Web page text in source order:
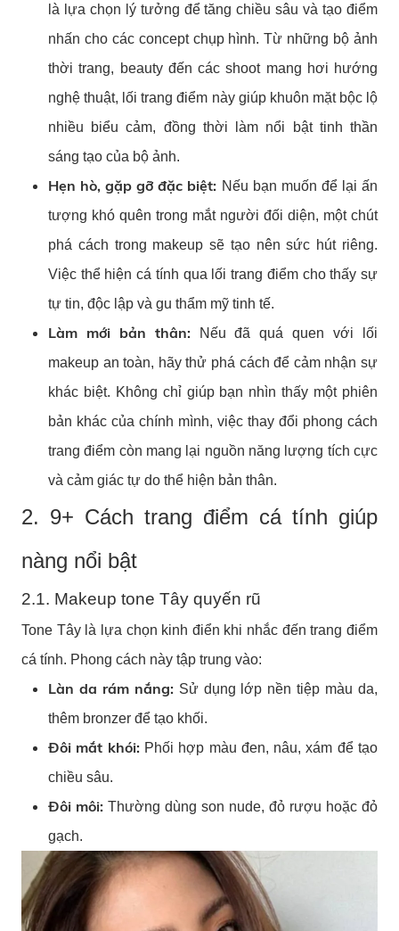
là lựa chọn lý tưởng để tăng chiều sâu và tạo điểm
nhấn cho các concept chụp hình. Từ những bộ ảnh
thời trang, beauty đến các shoot mang hơi hướng
nghệ thuật, lối trang điểm này giúp khuôn mặt bộc lộ
nhiều biểu cảm, đồng thời làm nổi bật tinh thần
sáng tạo của bộ ảnh.
Hẹn hò, gặp gỡ đặc biệt: Nếu bạn muốn để lại ấn
tượng khó quên trong mắt người đối diện, một chút
phá cách trong makeup sẽ tạo nên sức hút riêng.
Việc thể hiện cá tính qua lối trang điểm cho thấy sự
tự tin, độc lập và gu thẩm mỹ tinh tế.
Làm mới bản thân:Nếu đã quá quen với lối
makeup an toàn, hãy thử phá cách để cảm nhận sự
khác biệt. Không chỉ giúp bạn nhìn thấy một phiên
bản khác của chính mình, việc thay đổi phong cách
trang điểm còn mang lại nguồn năng lượng tích cực
và cảm giác tự do thể hiện bản thân.
2. 9+ Cách trang điểm cá tính giúp
nàng nổi bật
2.1. Makeup tone Tây quyến rũ
Tone Tây là lựa chọn kinh điển khi nhắc đến trang điểm
cá tính. Phong cách này tập trung vào:
Làn da rám nắng: Sử dụng lớp nền tiệp màu da,
thêm bronzer để tạo khối.
Đôi mắt khói: Phối hợp màu đen, nâu, xám để tạo
chiều sâu.
Đôi môi: Thường dùng son nude, đỏ rượu hoặc đỏ
gạch.